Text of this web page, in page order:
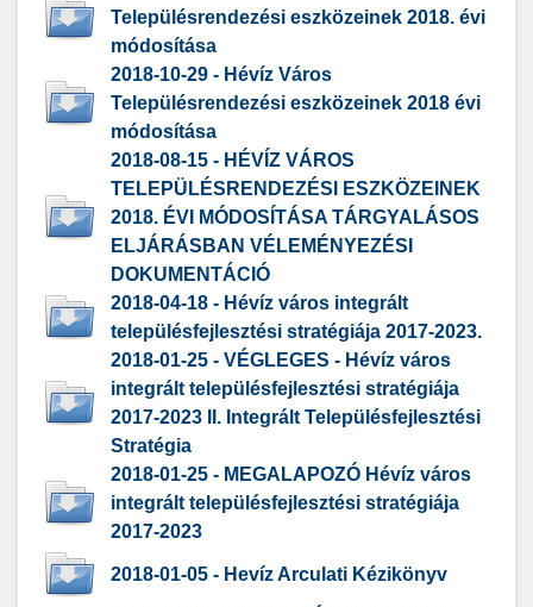
Településrendezési eszközeinek 2018. évi
módosítása
2018-10-29 - Hévíz Város
Településrendezési eszközeinek 2018 évi
módosítása
2018-08-15 - HÉVÍZ VÁROS
TELEPÜLÉSRENDEZÉSI ESZKÖZEINEK
2018. ÉVI MÓDOSÍTÁSA TÁRGYALÁSOS
ELJÁRÁSBAN VÉLEMÉNYEZÉSI
DOKUMENTÁCIÓ
2018-04-18 - Hévíz város integrált
településfejlesztési stratégiája 2017-2023.
2018-01-25 - VÉGLEGES - Hévíz város
integrált településfejlesztési stratégiája
2017-2023 II. Integrált Településfejlesztési
Stratégia
2018-01-25 - MEGALAPOZÓ Hévíz város
integrált településfejlesztési stratégiája
2017-2023
2018-01-05 - Hevíz Arculati Kézikönyv